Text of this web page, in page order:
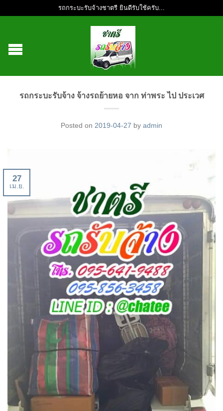
รถกระบะรับจ้างชาตรี ยินดีรับใช้ครับ...
รถกระบะรับจ้าง จ้างรถย้ายหอ จาก ท่าพระ ไป ประเวศ
Posted on 2019-04-27 by admin
27
เม.ย.